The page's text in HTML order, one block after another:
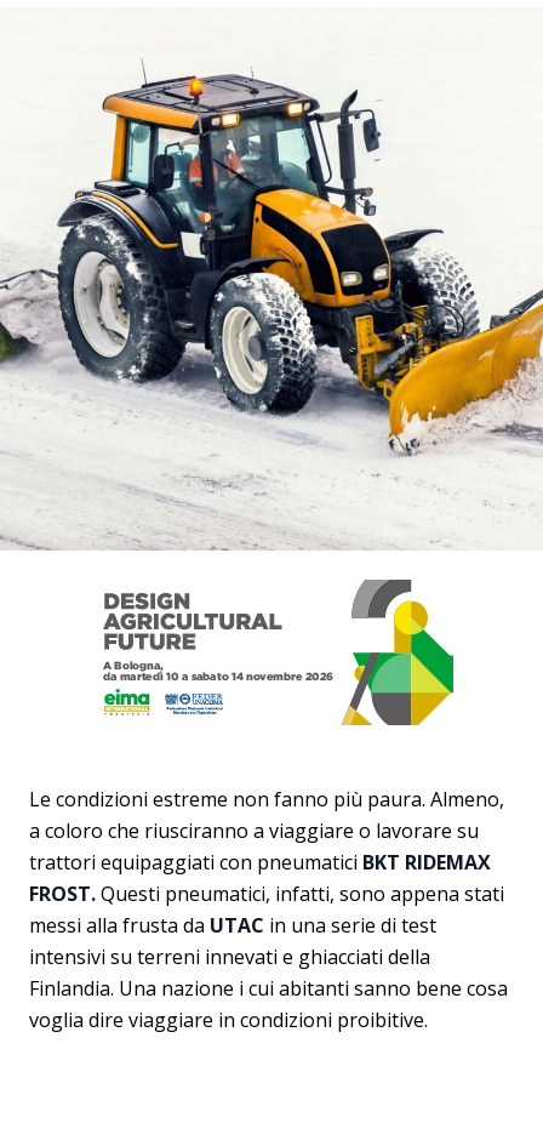
Le condizioni estreme non fanno più paura. Almeno,
a coloro che riusciranno a viaggiare o lavorare su
trattori equipaggiati con pneumatici BKT RIDEMAX
FROST.Questi pneumatici, infatti, sono appena stati
messi alla frusta da UTAC in una serie di test
intensivi su terreni innevati e ghiacciati della
Finlandia. Una nazione i cui abitanti sanno bene cosa
voglia dire viaggiare in condizioni proibitive.